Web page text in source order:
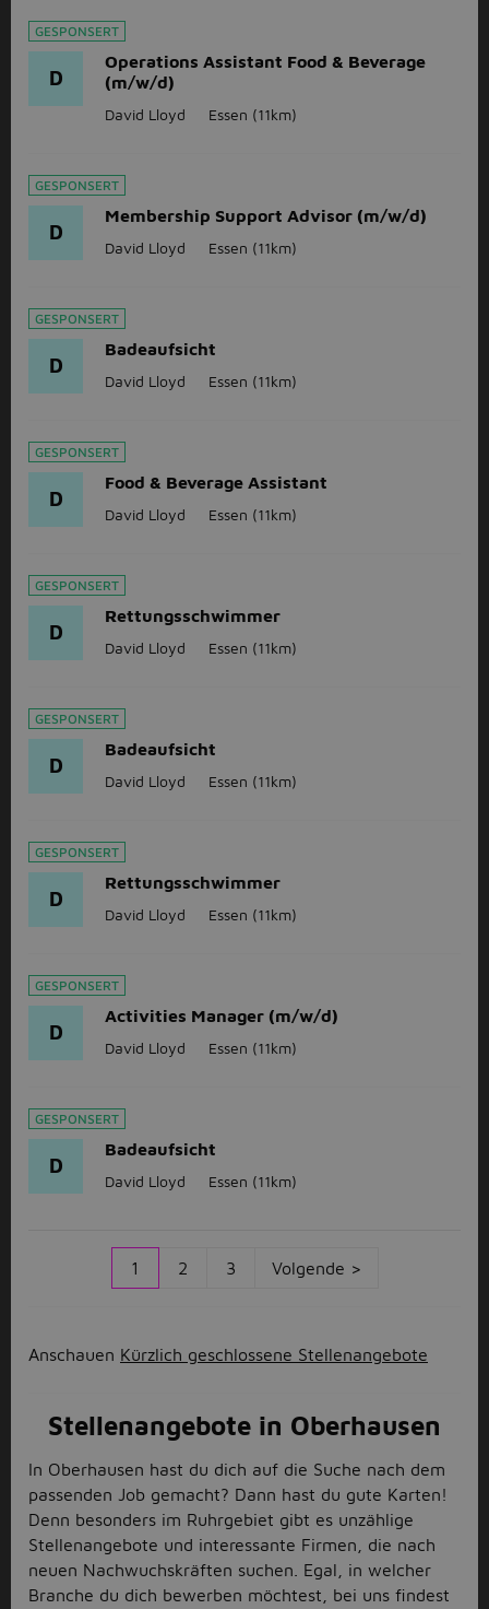
GESPONSERT
D
Operations Assistant Food & Beverage
(m/w/d)
David Lloyd Essen (11km)
GESPONSERT
D
Membership Support Advisor (m/w/d)
David Lloyd Essen (11km)
GESPONSERT
D
Badeaufsicht
David Lloyd Essen (11km)
GESPONSERT
D
Food & Beverage Assistant
David Lloyd Essen (11km)
GESPONSERT
D
Rettungsschwimmer
David Lloyd Essen (11km)
GESPONSERT
D
Badeaufsicht
David Lloyd Essen (11km)
GESPONSERT
D
Rettungsschwimmer
David Lloyd Essen (11km)
GESPONSERT
D
Activities Manager (m/w/d)
David Lloyd Essen (11km)
GESPONSERT
D
Badeaufsicht
David Lloyd Essen (11km)
1 2 3 Volgende >
Anschauen Kürzlich geschlossene Stellenangebote
Stellenangebote in Oberhausen
In Oberhausen hast du dich auf die Suche nach dem
passenden Job gemacht? Dann hast du gute Karten!
Denn besonders im Ruhrgebiet gibt es unzählige
Stellenangebote und interessante Firmen, die nach
neuen Nachwuchskräften suchen. Egal, in welcher
Branche du dich bewerben möchtest, bei uns findest